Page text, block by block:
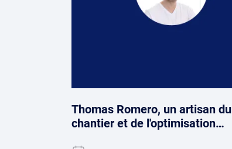
Thomas Romero, un artisan du
chantier et de l'optimisation…